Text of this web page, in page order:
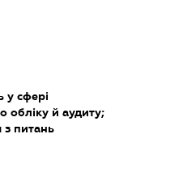
у сфері
обліку й аудиту;
з питань